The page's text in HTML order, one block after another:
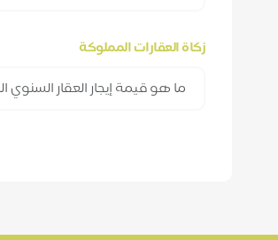
زكاة العقارات المملوكة